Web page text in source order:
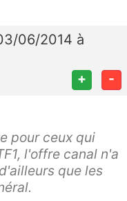
06/2014 à
+ -
pour ceux qui
l'offre canal n'a
que les